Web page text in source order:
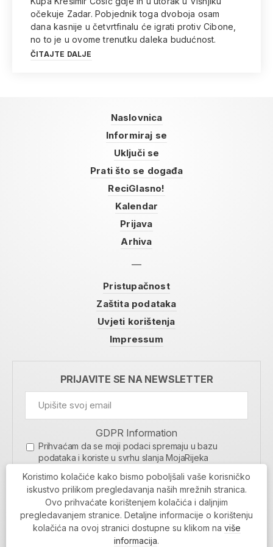
očekuje Zadar. Pobjednik toga dvoboja osam
dana kasnije u četvrtfinalu će igrati protiv Cibone,
no to je u ovome trenutku daleka budućnost.
ČITAJTE DALJE
Naslovnica
Informiraj se
Uključi se
Prati što se događa
ReciGlasno!
Kalendar
Prijava
Arhiva
Pristupačnost
Zaštita podataka
Uvjeti korištenja
Impressum
PRIJAVITE SE NA NEWSLETTER
GDPR Information
Prihvaćam da se moji podaci spremaju u bazu
podataka i koriste u svrhu slanja MojaRijeka
MOJARIJEKA NEWSLETTER
PRIJAVI SE
Koristimo kolačiće kako bismo poboljšali vaše korisničko
iskustvo prilikom pregledavanja naših mrežnih stranica.
Ovo prihvaćate korištenjem kolačića i daljnjim
pregledavanjem stranice. Detaljne informacije o korištenju
kolačića na ovoj stranici dostupne su klikom na više
informacija.